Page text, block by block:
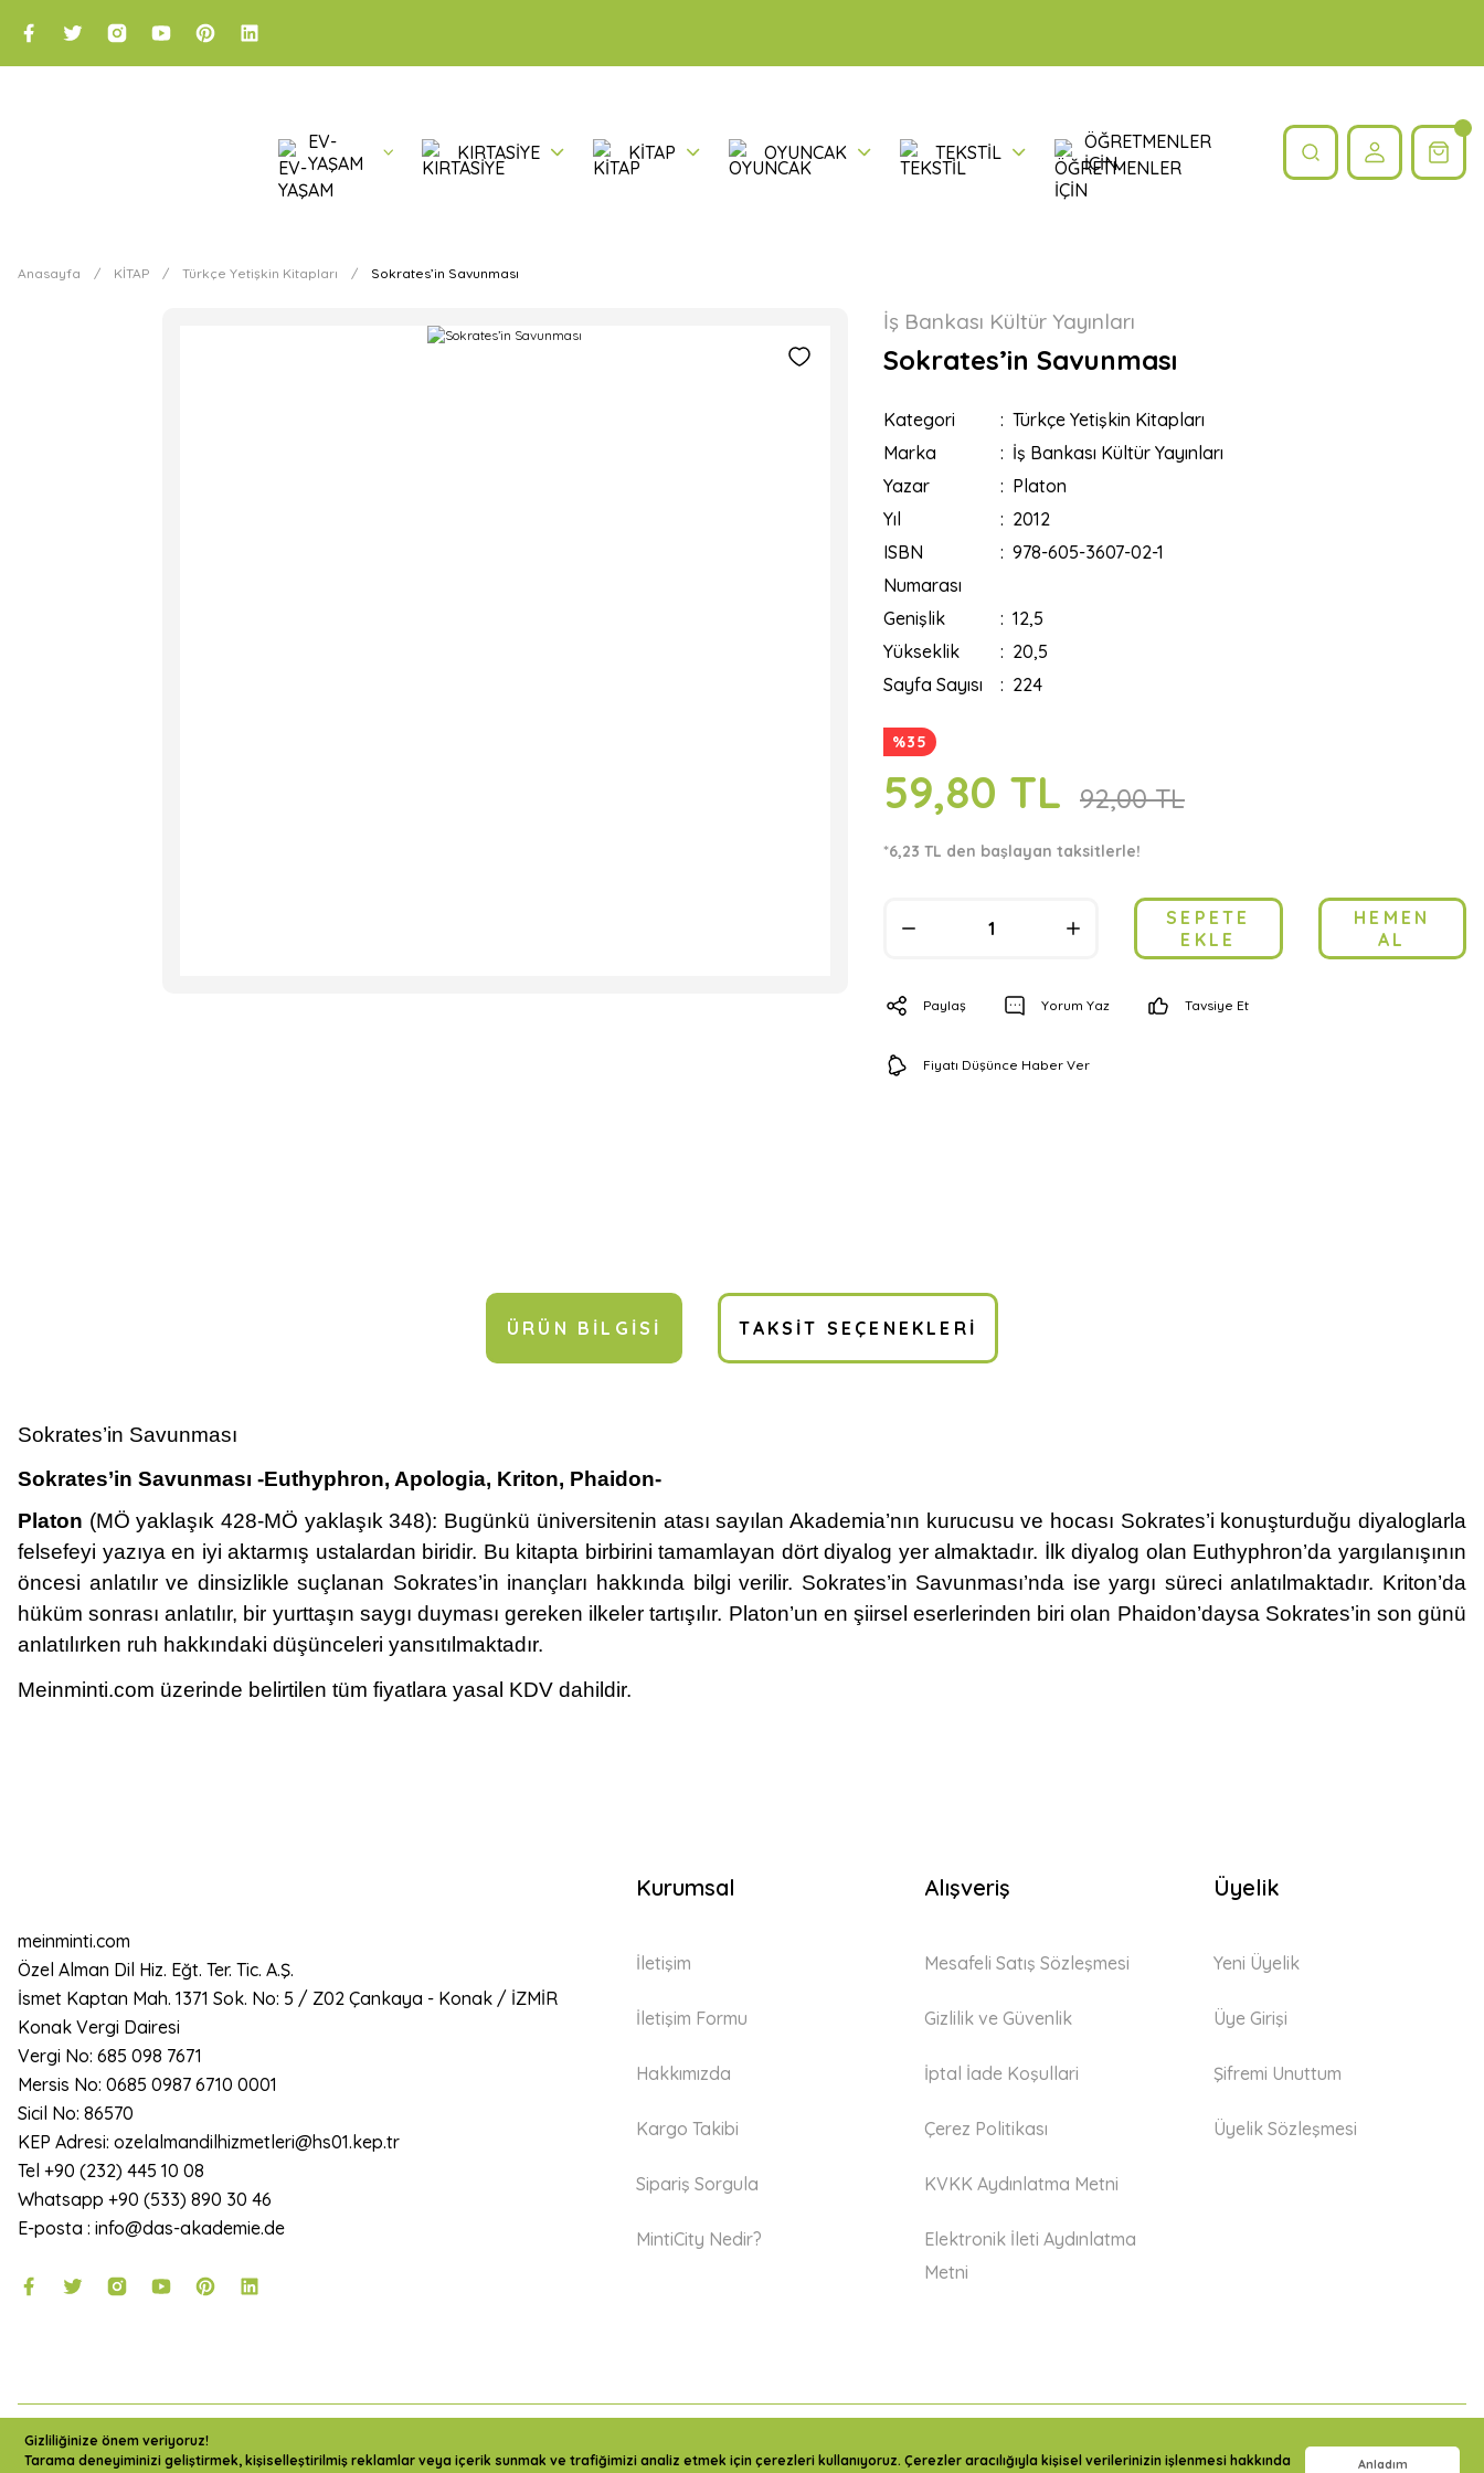
Gizliliğinize önem veriyoruz!
Tarama deneyiminizi geliştirmek, kişiselleştirilmiş reklamlar veya içerik sunmak ve trafiğimizi analiz etmek için çerezleri kullanıyoruz. Çerezler aracılığıyla kişisel verilerinizin işlenmesi hakkında
Anladım
EV-
YAŞAM
KIRTASİYE KİTAP OYUNCAK TEKSTİL
ÖĞRETMENLER
İÇİN
Anasayfa KİTAP Türkçe Yetişkin Kitapları Sokrates’in Savunması
İş Bankası Kültür Yayınları
Sokrates’in Savunması
Kategori
Türkçe Yetişkin Kitapları
Marka
İş Bankası Kültür Yayınları
Yazar
Platon
Yıl
2012
ISBN
Numarası
978-605-3607-02-1
Genişlik
12,5
Yükseklik
20,5
Sayfa Sayısı
224
%35
59,80 TL 92,00 TL
*6,23 TL den başlayan taksitlerle!
SEPETE
EKLE
HEMEN
AL
Paylaş Yorum Yaz Tavsiye Et
Fiyatı Düşünce Haber Ver
ÜRÜN BILGISI TAKSIT SEÇENEKLERI
Sokrates’in Savunması
Sokrates’in Savunması -Euthyphron, Apologia, Kriton, Phaidon-
Platon (MÖ yaklaşık 428-MÖ yaklaşık 348): Bugünkü üniversitenin atası sayılan Akademia’nın kurucusu ve hocası Sokrates’i konuşturduğu diyaloglarla
felsefeyi yazıya en iyi aktarmış ustalardan biridir. Bu kitapta birbirini tamamlayan dört diyalog yer almaktadır. İlk diyalog olan Euthyphron’da yargılanışının
öncesi anlatılır ve dinsizlikle suçlanan Sokrates’in inançları hakkında bilgi verilir. Sokrates’in Savunması’nda ise yargı süreci anlatılmaktadır. Kriton’da
hüküm sonrası anlatılır, bir yurttaşın saygı duyması gereken ilkeler tartışılır. Platon’un en şiirsel eserlerinden biri olan Phaidon’daysa Sokrates’in son günü
anlatılırken ruh hakkındaki düşünceleri yansıtılmaktadır.
Meinminti.com üzerinde belirtilen tüm fiyatlara yasal KDV dahildir.
meinminti.com
Özel Alman Dil Hiz. Eğt. Ter. Tic. A.Ş.
İsmet Kaptan Mah. 1371 Sok. No: 5 / Z02 Çankaya - Konak / İZMİR
Konak Vergi Dairesi
Vergi No: 685 098 7671
Mersis No: 0685 0987 6710 0001
Sicil No: 86570
KEP Adresi: ozelalmandilhizmetleri@hs01.kep.tr
Tel +90 (232) 445 10 08
Whatsapp +90 (533) 890 30 46
E-posta : info@das-akademie.de
Kurumsal
İletişim
İletişim Formu
Hakkımızda
Kargo Takibi
Sipariş Sorgula
MintiCity Nedir?
Alışveriş
Mesafeli Satış Sözleşmesi
Gizlilik ve Güvenlik
İptal İade Koşullari
Çerez Politikası
KVKK Aydınlatma Metni
Elektronik İleti Aydınlatma
Metni
Üyelik
Yeni Üyelik
Üye Girişi
Şifremi Unuttum
Üyelik Sözleşmesi
2024 Copyright DAS Akademie - Tüm Hakları Saklıdır.